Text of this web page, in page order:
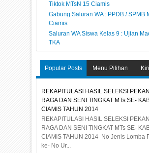
Tiktok MTsN 15 Ciamis
Gabung Saluran WA : PPDB / SPMB
Ciamis
Saluran WA Siswa Kelas 9 : Ujian
TKA
Popular Posts Menu Pilihan
REKAPITULASI HASIL SELEKSI
RAGA DAN SENI TINGKAT MTs SE-
CIAMIS TAHUN 2014
REKAPITULASI HASIL SELEKSI
RAGA DAN SENI TINGKAT MTs SE-
CIAMIS TAHUN 2014 No Jenis Lomba
ke- No Ur...